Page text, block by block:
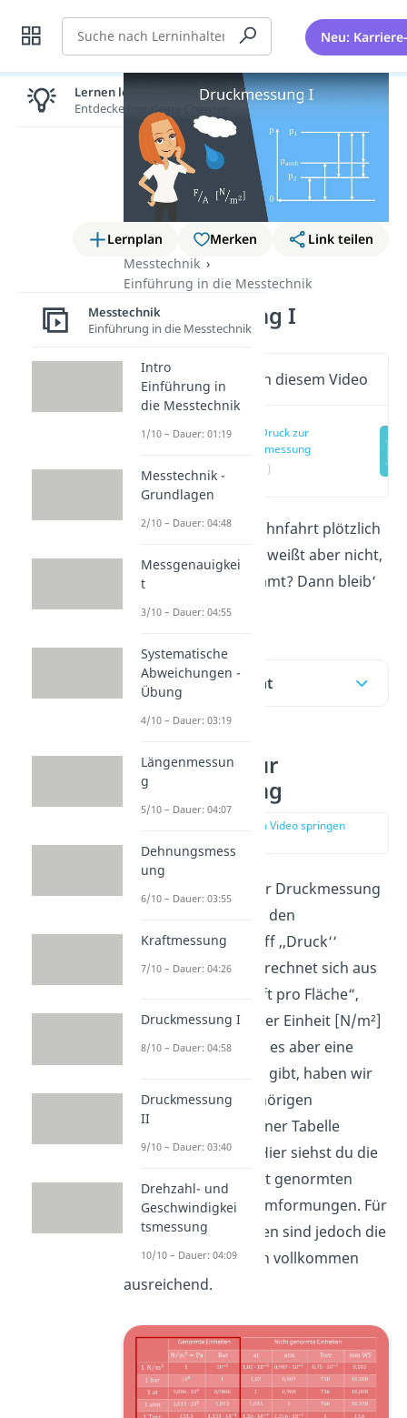
Suche Neu:
Lernplan Merken
Link teilen
Messtechnik
Einführung in die Messtechnik
Druckmessung I
Wichtige Inhalte in diesem Video
Vom Druck zur
Druckmessung
(00:11)
Du spürst auf der Bahnfahrt plötzlich
Druck in den Ohren, weißt aber nicht,
wie er zustande kommt? Dann bleib‘
jetzt dran!
Inhaltsübersicht
Vom Druck zur
Druckmessung
zur Stelle im Video springen
Bevor wir uns mit der Druckmessung
befassen, sollten wir den
physikalischen Begriff ‚,Druck‘‘
definieren. Druck berechnet sich aus
dem Verhältnis „Kraft pro Fläche“,
kurz F durch A, mit der Einheit [N/m²]
bzw. Pa oder bar. Da es aber eine
Vielzahl an Einheiten gibt, haben wir
dir sie und die zugehörigen
Umrechnungen in einer Tabelle
zusammengefasst. Hier siehst du die
genormten und nicht genormten
Einheiten und ihre Umformungen. Für
unsere Betrachtungen sind jedoch die
genormten Einheiten vollkommen
ausreichend.
Lernen lohnt sich!
Entdecke hier deine Chancen.
Messtechnik
Einführung in die Messtechnik
Intro
Einführung in
die Messtechnik
1/10 – Dauer: 01:19
Messtechnik -
Grundlagen
2/10 – Dauer: 04:48
Messgenauigkei
t
3/10 – Dauer: 04:55
Systematische
Abweichungen -
Übung
4/10 – Dauer: 03:19
Längenmessun
g
5/10 – Dauer: 04:07
Dehnungsmess
ung
6/10 – Dauer: 03:55
Kraftmessung
7/10 – Dauer: 04:26
Druckmessung I
8/10 – Dauer: 04:58
Druckmessung
II
9/10 – Dauer: 03:40
Drehzahl- und
Geschwindigkei
tsmessung
10/10 – Dauer: 04:09